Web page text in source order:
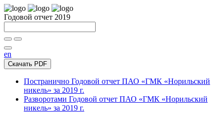
Годовой отчет 2019
en
Скачать PDF
Постранично Годовой отчет ПАО «ГМК «Норильский
никель» за 2019 г.
Разворотами Годовой отчет ПАО «ГМК «Норильский
никель» за 2019 г.